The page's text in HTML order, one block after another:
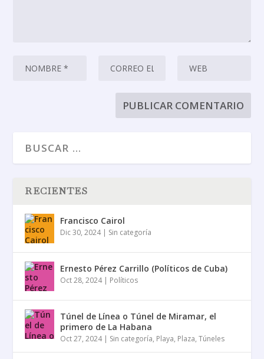
RECIENTES
Francisco Cairol
Dic 30, 2024| Sin categoría
Ernesto Pérez Carrillo (Políticos de Cuba)
Oct 28, 2024| Políticos
Túnel de Línea o Túnel de Miramar, el
primero de La Habana
Oct 27, 2024| Sin categoría, Playa, Plaza,Túneles